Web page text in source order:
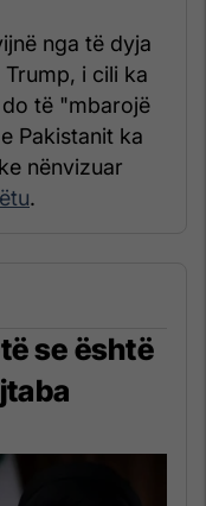
nga të dyja
i cili ka
të "mbarojë
Pakistanit ka
nënvizuar
.
se është